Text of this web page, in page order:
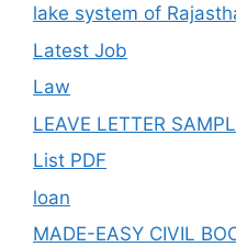
lake system of
Latest Job
Law
LEAVE LETTER
List PDF
loan
MADE-EASY CIVIL